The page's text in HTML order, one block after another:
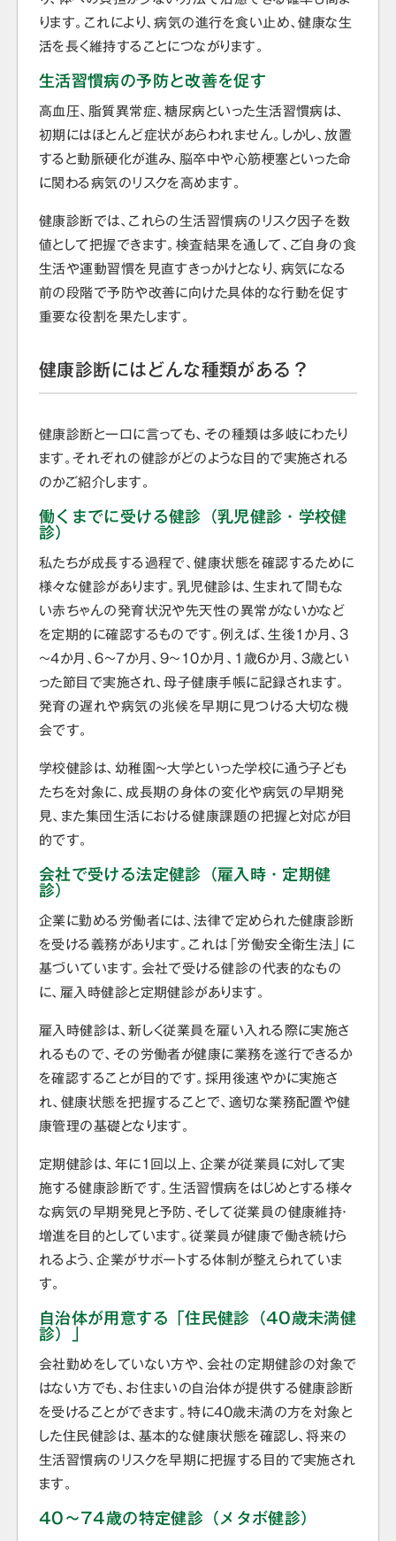
ります。これにより、病気の進行を食い止め、健康な生
活を長く維持することにつながります。
生活習慣病の予防と改善を促す
高血圧、脂質異常症、糖尿病といった生活習慣病は、
初期にはほとんど症状があらわれません。しかし、放置
すると動脈硬化が進み、脳卒中や心筋梗塞といった命
に関わる病気のリスクを高めます。
健康診断では、これらの生活習慣病のリスク因子を数
値として把握できます。検査結果を通して、ご自身の食
生活や運動習慣を見直すきっかけとなり、病気になる
前の段階で予防や改善に向けた具体的な行動を促す
重要な役割を果たします。
健康診断にはどんな種類がある？
健康診断と一口に言っても、その種類は多岐にわたり
ます。それぞれの健診がどのような目的で実施される
のかご紹介します。
働くまでに受ける健診（乳児健診・学校健
診）
私たちが成長する過程で、健康状態を確認するために
様々な健診があります。乳児健診は、生まれて間もな
い赤ちゃんの発育状況や先天性の異常がないかなど
を定期的に確認するものです。例えば、生後1か月、3
～4か月、6～7か月、9～10か月、1歳6か月、3歳とい
った節目で実施され、母子健康手帳に記録されます。
発育の遅れや病気の兆候を早期に見つける大切な機
会です。
学校健診は、幼稚園～大学といった学校に通う子ども
たちを対象に、成長期の身体の変化や病気の早期発
見、また集団生活における健康課題の把握と対応が目
的です。
会社で受ける法定健診（雇入時・定期健
診）
企業に勤める労働者には、法律で定められた健康診断
を受ける義務があります。これは「労働安全衛生法」に
基づいています。会社で受ける健診の代表的なもの
に、雇入時健診と定期健診があります。
雇入時健診は、新しく従業員を雇い入れる際に実施さ
れるもので、その労働者が健康に業務を遂行できるか
を確認することが目的です。採用後速やかに実施さ
れ、健康状態を把握することで、適切な業務配置や健
康管理の基礎となります。
定期健診は、年に1回以上、企業が従業員に対して実
施する健康診断です。生活習慣病をはじめとする様々
な病気の早期発見と予防、そして従業員の健康維持・
増進を目的としています。従業員が健康で働き続けら
れるよう、企業がサポートする体制が整えられていま
す。
自治体が用意する「住民健診（40歳未満健
診）」
会社勤めをしていない方や、会社の定期健診の対象で
はない方でも、お住まいの自治体が提供する健康診断
を受けることができます。特に40歳未満の方を対象と
した住民健診は、基本的な健康状態を確認し、将来の
生活習慣病のリスクを早期に把握する目的で実施され
ます。
40～74歳の特定健診（メタボ健診）